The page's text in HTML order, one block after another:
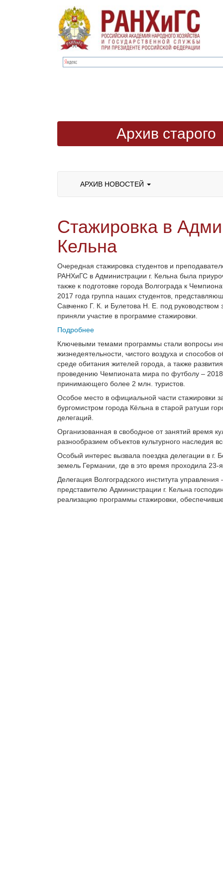
Архив старого
АРХИВ НОВОСТЕЙ
Стажировка в
Кельна
Очередная стажировка студентов и
РАНХиГС в Администрации г. Кельна была
также к подготовке города Волгограда к
2017 года группа наших студентов,
Савченко Г. К. и Булетова Н. Е. под
приняли участие в программе стажировки.
Подробнее
Ключевыми темами программы стали вопросы
жизнедеятельности, чистого воздуха и
среде обитания жителей города, а также
проведению Чемпионата мира по футболу ‒
принимающего более 2 млн. туристов.
Особое место в официальной части стажировки
бургомистром города Кёльна в старой ратуши
делегаций.
Организованная в свободное от занятий время
разнообразием объектов культурного наследия
Особый интерес вызвала поездка делегации в г.
земель Германии, где в это время проходила
Делегация Волгоградского института
представителю Администрации г. Кельна
реализацию программы стажировки,